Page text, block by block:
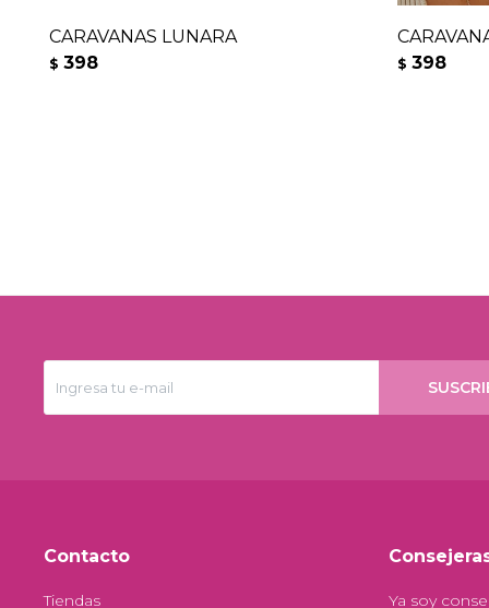
CARAVANAS LUNARA
$ 398 $ 398
Contacto
Tiendas Ya soy